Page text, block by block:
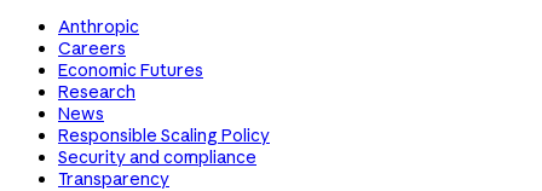
Anthropic
Careers
Economic Futures
Research
News
Responsible Scaling Policy
Security and compliance
Transparency